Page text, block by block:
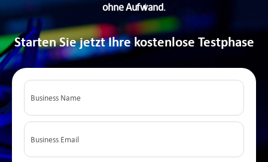
Kostenlos testen
Angebot
Kontakt
Support
Anmelden
ohne Aufwand.
Starten Sie jetzt Ihre kostenlose Testphase